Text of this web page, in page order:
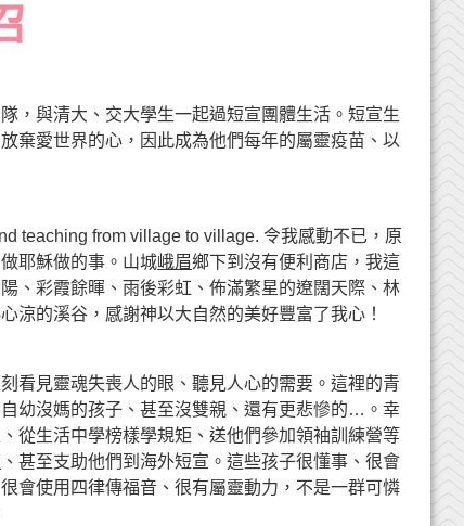
與清大、交大學生一起過短宣團體生活。短宣生
棄愛世界的心，因此成為他們每年的屬靈疫苗、以
from village to village. 令我感動不已，原
耶穌做的事。山城峨眉鄉下到沒有便利商店，我這
、彩霞餘暉、雨後彩虹、佈滿繁星的遼闊天際、林
涼的溪谷，感謝神以大自然的美好豐富了我心！
見靈魂失喪人的眼、聽見人心的需要。這裡的青
幼沒媽的孩子、甚至沒雙親、還有更悲慘的…。幸
從生活中學榜樣學規矩、送他們參加領袖訓練營等
、甚至支助他們到海外短宣。這些孩子很懂事、很會
會使用四律傳福音、很有屬靈動力，不是一群可憐